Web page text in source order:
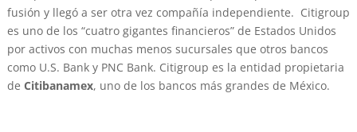
fusión y llegó a ser otra vez compañía independiente. Citigroup
es uno de los “cuatro gigantes financieros” de Estados Unidos
por activos con muchas menos sucursales que otros bancos
como U.S. Bank y PNC Bank. Citigroup es la entidad propietaria
de Citibanamex, uno de los bancos más grandes de México.